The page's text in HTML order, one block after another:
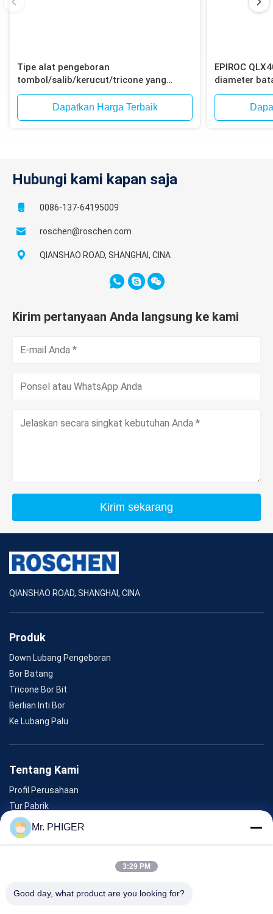
Tipe alat pengeboran
tombol/salib/kerucut/tricone yang
efisien untuk pengeboran dengan palu
ke dalam lubang
Dapatkan Harga Terbaik
EPIROC
diameter
12-Spline
ledakan bijih
Hubungi kami kapan saja
0086-137-64195009
roschen@roschen.com
QIANSHAO ROAD, SHANGHAI, CINA
Kirim pertanyaan Anda langsung ke kami
Kirim sekarang
QIANSHAO ROAD, SHANGHAI, CINA
Produk
Down Lubang Pengeboran
Bor Batang
Tricone Bor Bit
Berlian Inti Bor
Ke Lubang Palu
Tentang Kami
Profil Perusahaan
Tur Pabrik
Kontrol Kualitas
Sitemap
Mr. PHIGER
3:29 PM
Good day, what product are you looking for?